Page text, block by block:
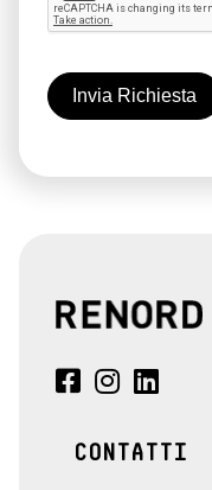
CONTATTI